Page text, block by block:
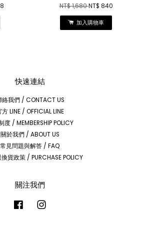
NT$ 1,680NT$ 840
加入購物車
快速連結
絡我們 / CONTACT US
方 LINE / OFFICIAL LINE
度 / MEMBERSHIP POLICY
關於我們 / ABOUT US
常見問題與解答 / FAQ
貨政策 / PURCHASE POLICY
關注我們
Facebook